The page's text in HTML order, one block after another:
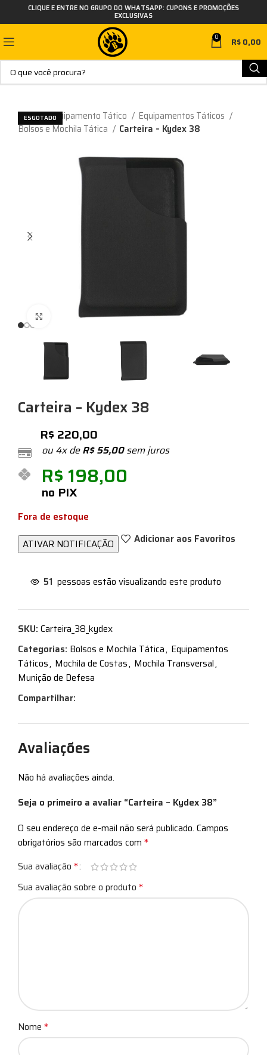
CLIQUE E ENTRE NO GRUPO DO WHATSAPP: CUPONS E PROMOÇÕES
EXCLUSIVAS
0 R$0,00
Início Equipamento Tático
Equipamentos Táticos
Bolsos e Mochila Tática
Carteira – Kydex 38
ESGOTADO
Expandir
Carteira – Kydex 38
R$ 220,00
ou 4x deR$55,00sem juros
R$ 198,00
no PIX
Fora de estoque
Adicionar aos Favoritos
51 pessoas estão visualizando este produto
SKU: Carteira_38_kydex
Categorias: Bolsos e Mochila Tática, Equipamentos
Táticos, Mochila de Costas, Mochila Transversal,
Munição de Defesa
Compartilhar:
Avaliações
Não há avaliações ainda.
Seja o primeiro a avaliar “Carteira – Kydex 38”
O seu endereço de e-mail não será publicado. Campos
obrigatórios são marcados com *
Sua avaliação *
Sua avaliação sobre o produto *
Nome *